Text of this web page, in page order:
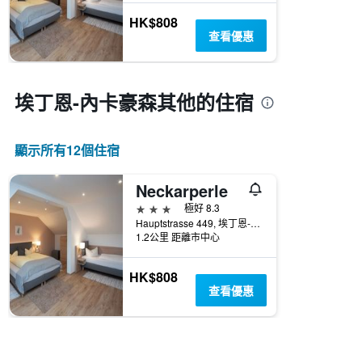
HK$808
查看優惠
埃丁恩-內卡豪森​其他的住宿
顯示所有12​個住宿
Neckarperle
3星級
極好 8.3
Hauptstrasse 449, 埃丁恩-內卡豪森, 巴登-符騰堡州, 德國
1.2公里 距離市中心
HK$808
查看優惠